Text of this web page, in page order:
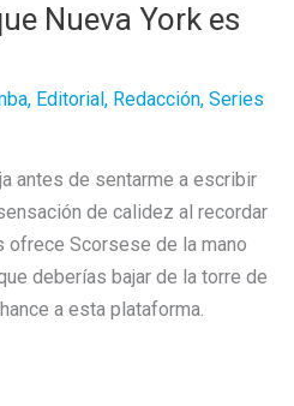
Nueva York es
, Editorial , Redacción, Series
antes de sentarme a escribir
de calidez al recordar
ofrece Scorsese de la mano
deberías bajar de la torre de
a esta plataforma.